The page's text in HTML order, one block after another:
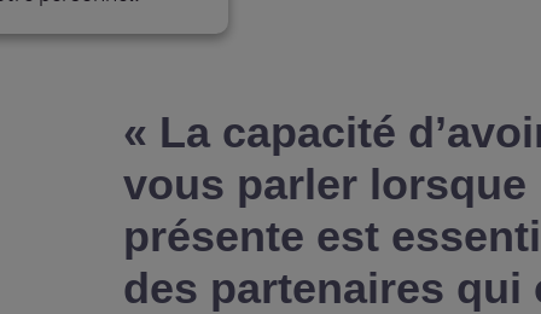
« La capacité
vous parler lorsque
présente est
des partenaires qui